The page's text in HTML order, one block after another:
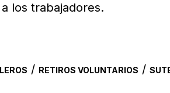
los trabajadores.
/ RETIROS VOLUNTARIOS /